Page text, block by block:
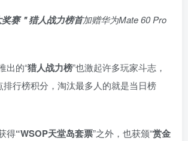
赛＂猎人战力榜首加赠华为Mate 60 Pro
出的“猎人战力榜”也激起许多玩家斗志，
排行榜积分，淘汰最多人的就是当日榜
得“WSOP天堂岛套票”之外，也获颁“赏金